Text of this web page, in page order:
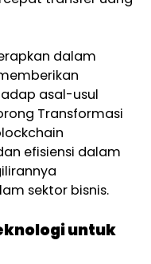
dalam
asal-usul
Transformasi
efisiensi dalam
sektor bisnis.
untuk